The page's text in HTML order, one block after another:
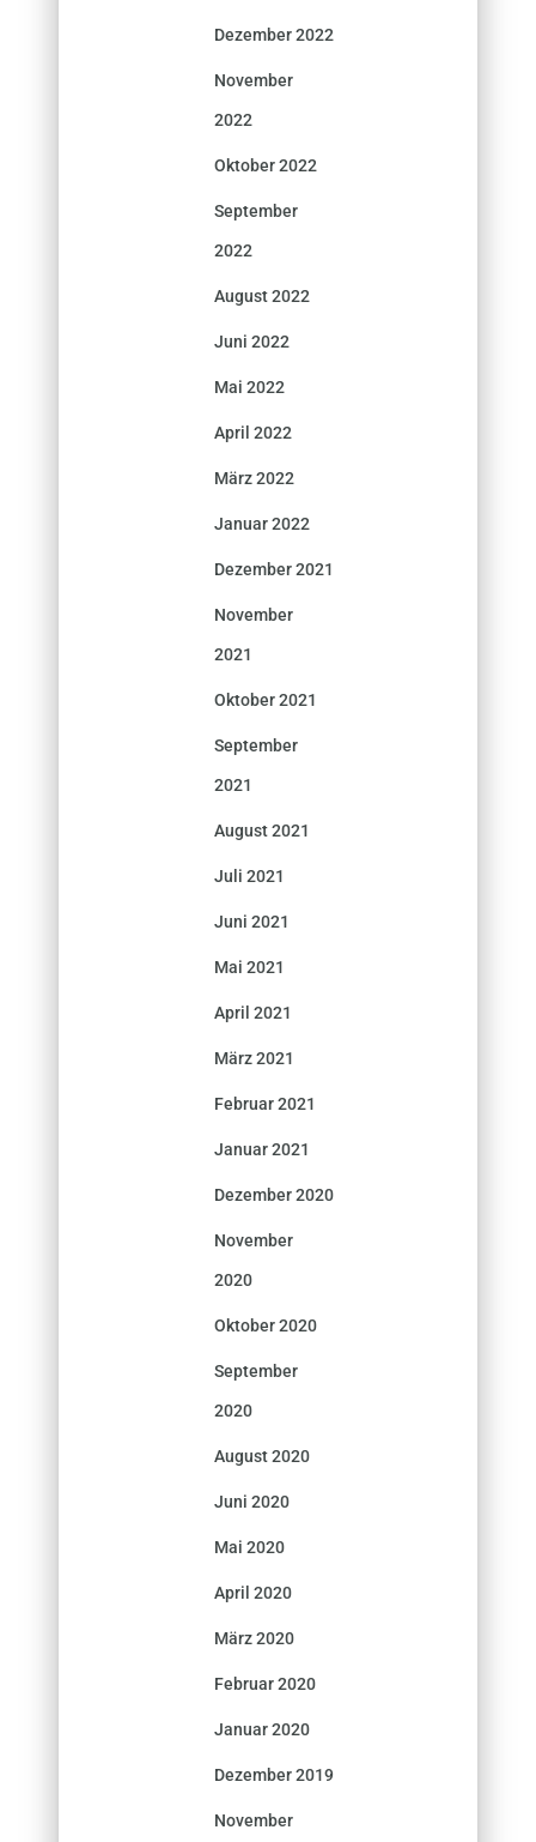
Dezember 2022
November
2022
Oktober 2022
September
2022
August 2022
Juni 2022
Mai 2022
April 2022
März 2022
Januar 2022
Dezember 2021
November
2021
Oktober 2021
September
2021
August 2021
Juli 2021
Juni 2021
Mai 2021
April 2021
März 2021
Februar 2021
Januar 2021
Dezember 2020
November
2020
Oktober 2020
September
2020
August 2020
Juni 2020
Mai 2020
April 2020
März 2020
Februar 2020
Januar 2020
Dezember 2019
November